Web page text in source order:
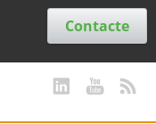
Contacte